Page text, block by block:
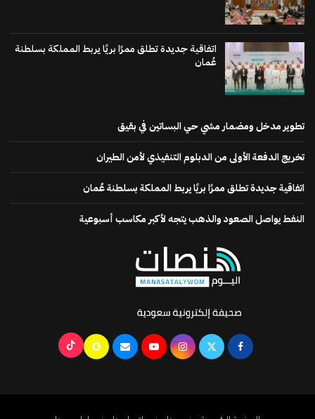
اتفاقية جديدة تطلق ممرًا بريًا يربط المملكة بسلطنة
عُمان
تطوير مدخل ومضمار مشي حي البساتين في بقيق
تخريج الدفعة الأولى من الدبلوم التنفيذي لأمن الطيران
اتفاقية جديدة تطلق ممرًا بريًا يربط المملكة بسلطنة عُمان
النفط يواصل الصعود والذهب يتجه لأكبر مكاسب أسبوعية